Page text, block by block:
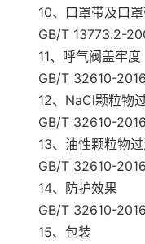
10、口罩带及口罩
GB/T 13773.2-
11、呼气阀盖牢度
GB/T 32610-2016
12、NaCl颗粒物
GB/T 32610-2016
13、油性颗粒物过
GB/T 32610-2016
14、防护效果
GB/T 32610-2016
15、包装